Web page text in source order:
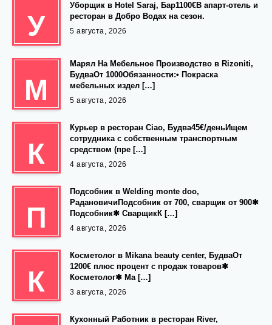
У
Уборщик в Hotel Saraj, Бар1100€В апарт-отель и
ресторан в Добро Водах на сезон.
5 августа, 2026
М
Марял На Мебельное Производство в Rizoniti,
БудваОт 1000Обязанности:• Покраска
мебельных издел […]
5 августа, 2026
К
Курьер в ресторан Ciao, Будва45€/деньИщем
сотрудника с собственным транспортным
средством (пре […]
4 августа, 2026
П
Подсобник в Welding monte doo,
РадановичиПодсобник от 700, сварщик от 900✱
Подсобник✱ СварщикК […]
4 августа, 2026
К
Косметолог в Mikana beauty center, БудваОт
1200€ плюс процент с продаж товаров✱
Косметолог✱ Ма […]
3 августа, 2026
Кухонный Работник в ресторан River,